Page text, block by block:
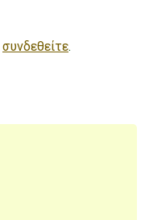
συνδεθείτε.